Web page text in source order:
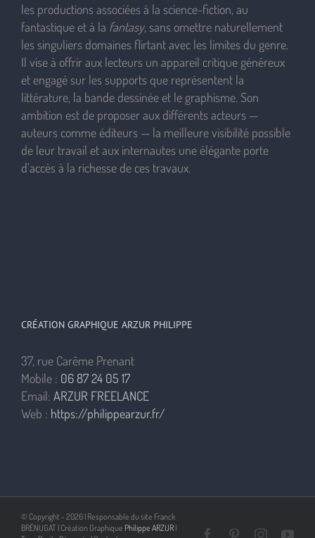
les productions associées à la science-fiction, au
fantastique et à la fantasy, sans omettre naturellement
les singuliers domaines flirtant avec les limites du genre.
Il vise à offrir aux lecteurs un appareil critique généreux
et engagé sur les supports que représentent la
littérature, la bande dessinée et le graphisme. Son
ambition est de proposer aux différents acteurs —
auteurs comme éditeurs — la meilleure visibilité possible
de leur travail et aux internautes une élégante porte
d’accès à la richesse de ces travaux.
CRÉATION GRAPHIQUE ARZUR PHILIPPE
37, rue Carême Prenant
Mobile : 06 87 24 05 17
Email: ARZUR FREELANCE
Web : https://philippearzur.fr/
© Copyright - 2026 | Responsable du site Franck
BRÉNUGAT | Création Graphique Philippe ARZUR |
FacebookPinterest